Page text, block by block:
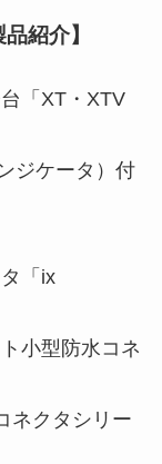
紹介】
「XT・XTV
ジケータ）付
「ix
小型防水コネ
ネクタシリー